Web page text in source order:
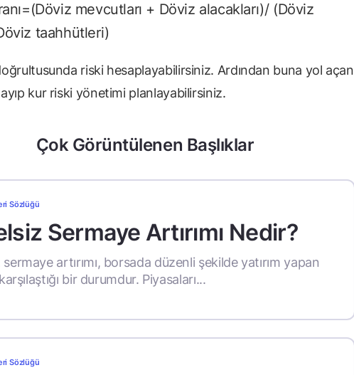
mevcutları + Döviz alacakları)/ (Döviz
taahhütleri)
riski hesaplayabilirsiniz. Ardından buna yol açan
kur riski yönetimi planlayabilirsiniz.
Çok Görüntülenen Başlıklar
Sözlüğü
Sermaye Artırımı Nedir?
artırımı, borsada düzenli şekilde yatırım yapan
bir durumdur. Piyasaları...
Sözlüğü